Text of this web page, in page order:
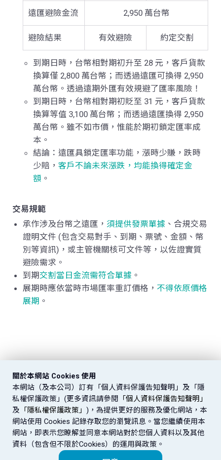
遠匯避險金流 2,950 萬台幣
避險結果 有效避險 約定交割
到期日時，台幣相對期初升至 28 元，客戶貨款
換算僅 2,800 萬台幣；而透過遠匯可換得 2,950
萬台幣。透過遠期外匯有效規避了匯率風險！
到期日時，台幣相對期初貶至 31 元，客戶貨款
換算等值 3,100 萬台幣；而透過遠匯換得 2,950
萬台幣。雖不如市價，惟能於期初鎖定匯率成
本。
結論：遠匯具鎖定匯率功能，漲時少賺，跌時
少賠， 客戶不論未來漲跌，均能換得確定金
額 。
交易規範
承作涉及台幣之遠匯， 須提供發票單據 、合規交易
證明文件 (包含交易對手、到期、票號、金額、幣
別等資訊)，或主管機關核可文件等，以佐證實質
避險需求。
到期交割當日金流需符合單據 。
展期時應依當時市場匯率重訂價格，不得依原價格
展期 。
關於本網站 Cookies 使用
本網站（及本公司）訂有「個人資料保護告知聲明」及「隱
私權保護政策」(更多資訊請參閱 「個人資料保護告知聲明」
及 「隱私權保護政策」)，為提供更好的服務及優化網站，本
網站使用 Cookies 記錄存取您的瀏覽訊息。當您繼續使用本
網站，即表示您瞭解並同意本網站對於您個人資料以及其他
資料（包含但不限於Cookies）的運用與政策。